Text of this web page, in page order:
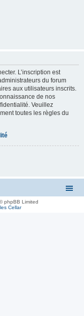
L’inscription est
du forum
aux utilisateurs inscrits.
de nos
Veuillez
toutes les règles du
phpBB Limited
Cellar